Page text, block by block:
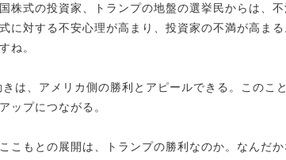
株式の投資家、トランプの地盤の選挙民からは、
に対する不安心理が高まり、投資家の不満が高まる
ね。
は、アメリカ側の勝利とアピールできる。このこ
ップにつながる。
こもとの展開は、トランプの勝利なのか。なんだ